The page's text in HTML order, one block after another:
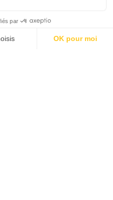
je consulte la revue en